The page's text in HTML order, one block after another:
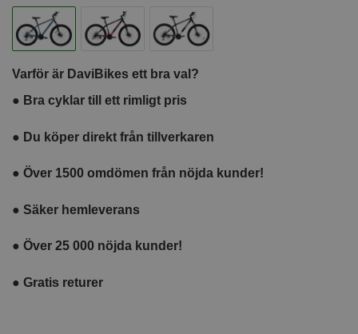
Varför är DaviBikes ett bra val?
● Bra cyklar till ett rimligt pris
● Du köper direkt från tillverkaren
● Över 1500 omdömen från nöjda kunder!
● Säker hemleverans
● Över 25 000 nöjda kunder!
● Gratis returer